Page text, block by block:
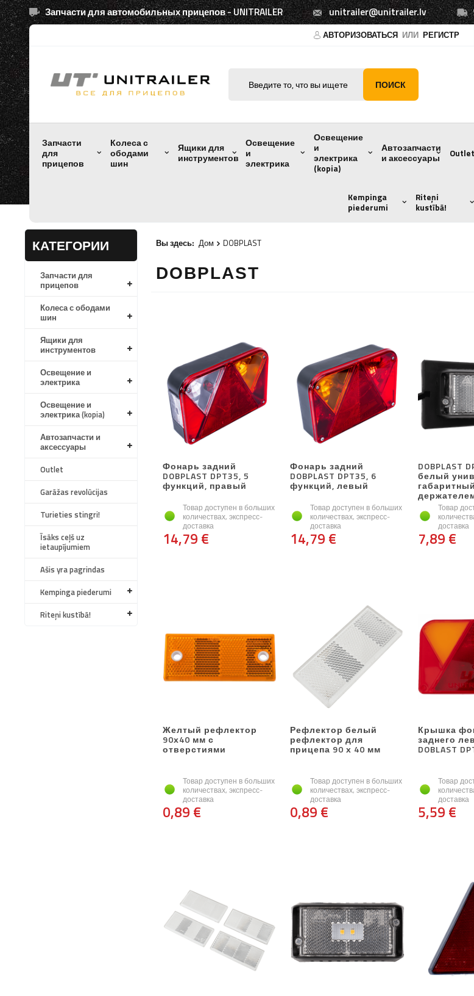
Запчасти для автомобильных прицепов - UNITRAILER unitrailer@unitrailer.lv
АВТОРИЗОВАТЬСЯ ИЛИ РЕГИСТР
ПОИСК
Запчасти
для
прицепов
Колеса с
ободами
шин
Ящики для
инструментов
Освещение
и
электрика
Освещение
и
электрика
(kopia)
Автозапчасти
и аксессуары
Outlet
Kempinga
piederumi
Riteņi
kustībā!
КАТЕГОРИИ
Запчасти для
прицепов
Колеса с ободами
шин
Ящики для
инструментов
Освещение и
электрика
Освещение и
электрика (kopia)
Автозапчасти и
аксессуары
Outlet
Garāžas revolūcijas
Turieties stingri!
Īsāks ceļš uz
ietaupījumiem
Ašis yra pagrindas
Kempinga piederumi
Riteņi kustībā!
Вы здесь: Дом DOBPLAST
DOBPLAST
Фонарь задний
DOBPLAST DPT35, 5
функций, правый
Товар доступен в больших
количествах, экспресс-
доставка
14,79 €
Фонарь задний
DOBPLAST DPT35, 6
функций, левый
Товар доступен в больших
количествах, экспресс-
доставка
14,79 €
DOBPLAST
белый
Товар
доставка
7,89 €
Желтый рефлектор
90х40 мм с
отверстиями
Товар доступен в больших
количествах, экспресс-
доставка
0,89 €
Рефлектор белый
рефлектор для
прицепа 90 х 40 мм
Товар доступен в больших
количествах, экспресс-
доставка
0,89 €
Крышка
заднего
DOBLAST
Товар
доставка
5,59 €